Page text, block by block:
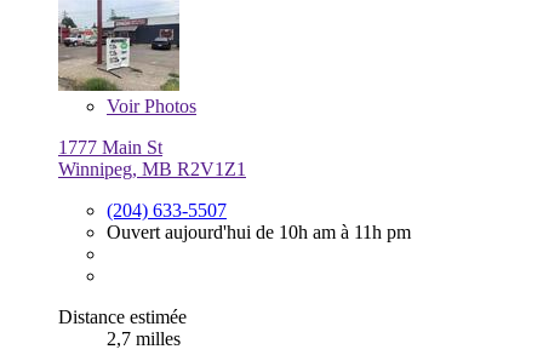
VoirPhotos
1777 Main St
Winnipeg, MB R2V1Z1
(204) 633-5507
Ouvert aujourd'hui de 10h am à 11h pm
Distance estimée
2,7 milles